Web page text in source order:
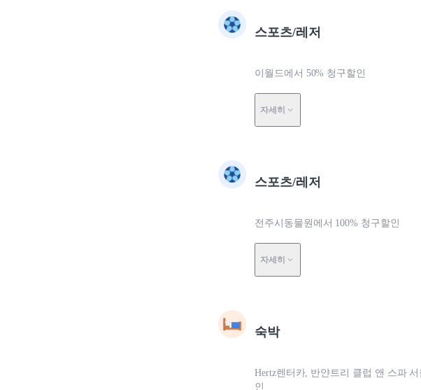
스포츠/레저
이월드에서 50% 청구할인
자세히
스포츠/레저
전주시동물원에서 100% 청구할인
자세히
숙박
Hertz렌터카, 반얀트리 클럽 앤 스파
인